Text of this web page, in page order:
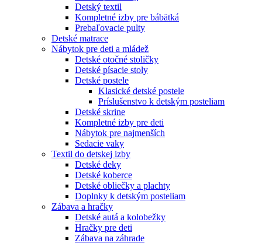
Detský textil
Kompletné izby pre bábätká
Prebaľovacie pulty
Detské matrace
Nábytok pre deti a mládež
Detské otočné stoličky
Detské písacie stoly
Detské postele
Klasické detské postele
Príslušenstvo k detským posteliam
Detské skrine
Kompletné izby pre deti
Nábytok pre najmenších
Sedacie vaky
Textil do detskej izby
Detské deky
Detské koberce
Detské obliečky a plachty
Doplnky k detským posteliam
Zábava a hračky
Detské autá a kolobežky
Hračky pre deti
Zábava na záhrade